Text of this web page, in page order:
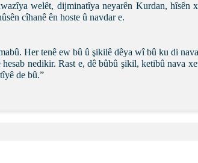
welêt, dijminatîya neyarên Kurdan,
cîhanê ên hoste û navdar e.
Her tenê ew bû û şikilê dêya wî bû ku di
nedikir. Rast e, dê bûbû şikil, ketibû nava
de bû.”